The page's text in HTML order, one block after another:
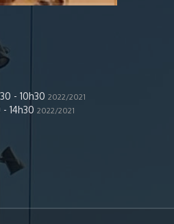
- 10h30 2022/2021
- 14h30 2022/2021